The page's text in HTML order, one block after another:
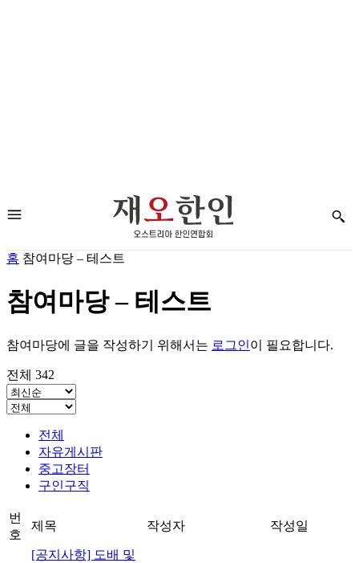
홈 참여마당 – 테스트
참여마당 – 테스트
참여마당에 글을 작성하기 위해서는 로그인이 필요합니다.
전체 342
전체
자유게시판
중고장터
구인구직
번
호
제목 작성자 작성일
[공지사항] 도배 및